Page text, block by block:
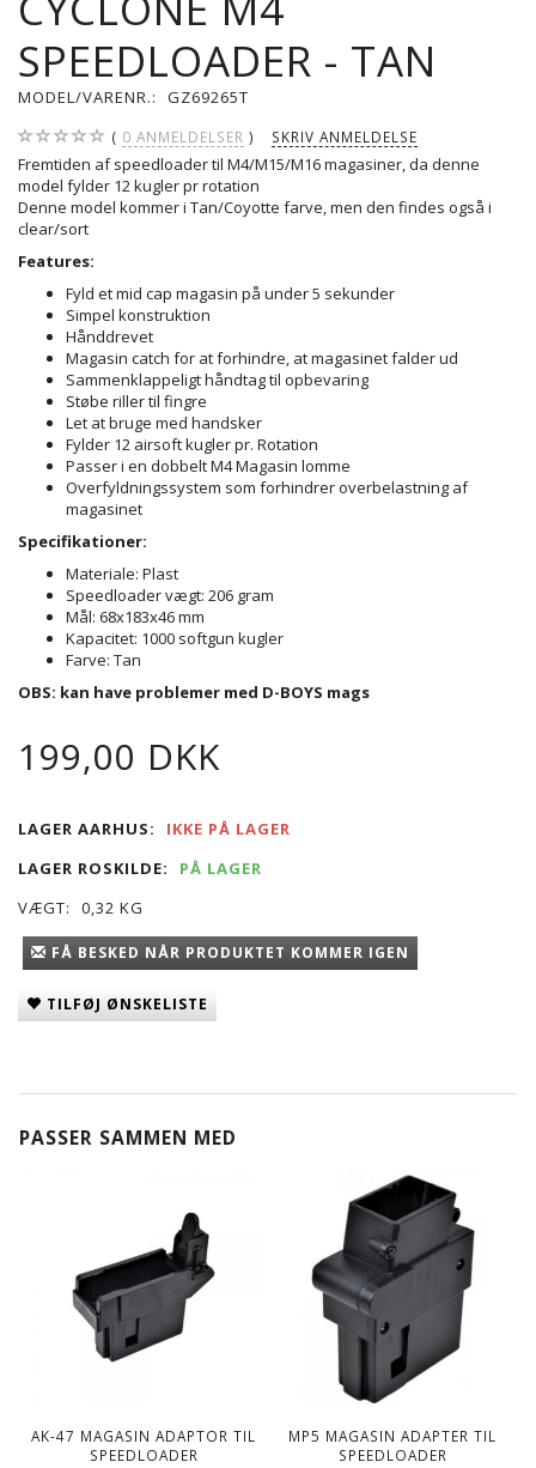
SPEEDLOADER - TAN
MODEL/VARENR.: GZ69265T
0 ANMELDELSER SKRIV ANMELDELSE
Fremtiden af speedloader til M4/M15/M16 magasiner, da denne
model fylder 12 kugler pr rotation
Denne model kommer i Tan/Coyotte farve, men den findes også i
clear/sort
Features:
Fyld et mid cap magasin på under 5 sekunder
Simpel konstruktion
Hånddrevet
Magasin catch for at forhindre, at magasinet falder ud
Sammenklappeligt håndtag til opbevaring
Støbe riller til fingre
Let at bruge med handsker
Fylder 12 airsoft kugler pr. Rotation
Passer i en dobbelt M4 Magasin lomme
Overfyldningssystem som forhindrer overbelastning af
magasinet
Specifikationer:
Materiale: Plast
Speedloader vægt: 206 gram
Mål: 68x183x46 mm
Kapacitet: 1000 softgun kugler
Farve: Tan
OBS: kan have problemer med D-BOYS mags
199,00 DKK
LAGER AARHUS:
IKKE PÅ LAGER
LAGER ROSKILDE:
PÅ LAGER
VÆGT:
0,32 KG
FÅ BESKED NÅR PRODUKTET KOMMER IGEN
TILFØJ ØNSKELISTE
PASSER SAMMEN MED
AK-47 MAGASIN ADAPTOR TIL
SPEEDLOADER
MP5 MAGASIN ADAPTER TIL
SPEEDLOADER